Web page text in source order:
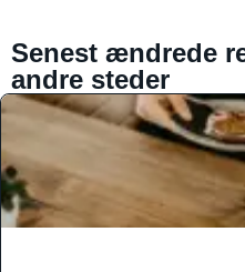
Senest ændrede
andre steder